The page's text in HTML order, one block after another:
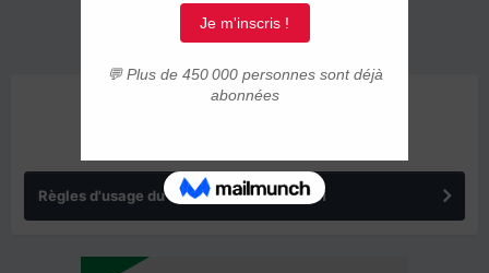
Règles d'usage du forum IMMIGRER.COM